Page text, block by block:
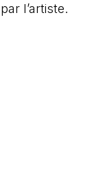
par l’artiste.